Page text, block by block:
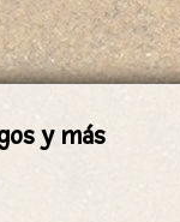
y más